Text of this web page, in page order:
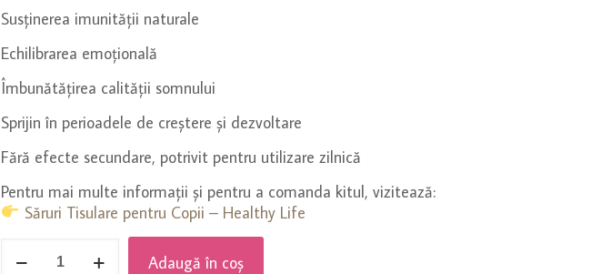
Susținerea imunității naturale
Echilibrarea emoțională
Îmbunătățirea calității somnului
Sprijin în perioadele de creștere și dezvoltare
Fără efecte secundare, potrivit pentru utilizare zilnică​
Pentru mai multe informații și pentru a comanda kitul, vizitează:
Săruri Tisulare pentru Copii – Healthy Life
Adaugă în coș